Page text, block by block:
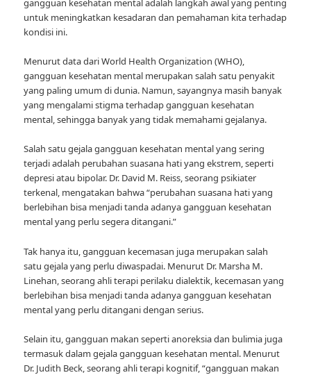
gangguan kesehatan mental adalah langkah awal yang penting
untuk meningkatkan kesadaran dan pemahaman kita terhadap
kondisi ini.
Menurut data dari World Health Organization (WHO),
gangguan kesehatan mental merupakan salah satu penyakit
yang paling umum di dunia. Namun, sayangnya masih banyak
yang mengalami stigma terhadap gangguan kesehatan
mental, sehingga banyak yang tidak memahami gejalanya.
Salah satu gejala gangguan kesehatan mental yang sering
terjadi adalah perubahan suasana hati yang ekstrem, seperti
depresi atau bipolar. Dr. David M. Reiss, seorang psikiater
terkenal, mengatakan bahwa “perubahan suasana hati yang
berlebihan bisa menjadi tanda adanya gangguan kesehatan
mental yang perlu segera ditangani.”
Tak hanya itu, gangguan kecemasan juga merupakan salah
satu gejala yang perlu diwaspadai. Menurut Dr. Marsha M.
Linehan, seorang ahli terapi perilaku dialektik, kecemasan yang
berlebihan bisa menjadi tanda adanya gangguan kesehatan
mental yang perlu ditangani dengan serius.
Selain itu, gangguan makan seperti anoreksia dan bulimia juga
termasuk dalam gejala gangguan kesehatan mental. Menurut
Dr. Judith Beck, seorang ahli terapi kognitif, “gangguan makan